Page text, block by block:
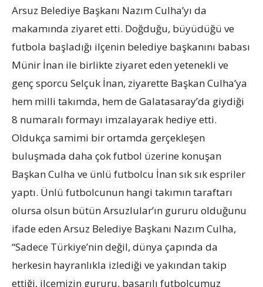
Arsuz Belediye Başkanı Nazım Culha’yı da
makamında ziyaret etti. Doğduğu, büyüdüğü ve
futbola başladığı ilçenin belediye başkanını babası
Münir İnan ile birlikte ziyaret eden yetenekli ve
genç sporcu Selçuk İnan, ziyarette Başkan Culha’ya
hem milli takımda, hem de Galatasaray’da giydiği
8 numaralı formayı imzalayarak hediye etti.
Oldukça samimi bir ortamda gerçekleşen
buluşmada daha çok futbol üzerine konuşan
Başkan Culha ve ünlü futbolcu İnan sık sık espriler
yaptı. Ünlü futbolcunun hangi takımın taraftarı
olursa olsun bütün Arsuzlular’ın gururu olduğunu
ifade eden Arsuz Belediye Başkanı Nazım Culha,
“Sadece Türkiye’nin değil, dünya çapında da
herkesin hayranlıkla izlediği ve yakından takip
ettiği, ilçemizin gururu, başarılı futbolcumuz